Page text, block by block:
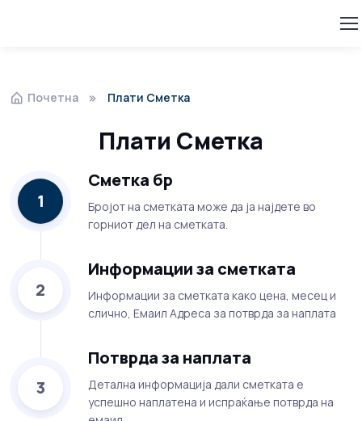
Почетна Плати Сметка
Плати Сметка
1
Сметка бр
Бројот на сметката може да ја најдете во
горниот дел на сметката.
2
Информации за сметката
Информации за сметката како цена, месец и
слично, Емаил Адреса за потврда за наплата
3
Потврда за наплата
Детална информација дали сметката е
успешно наплатена и испраќање потврда на